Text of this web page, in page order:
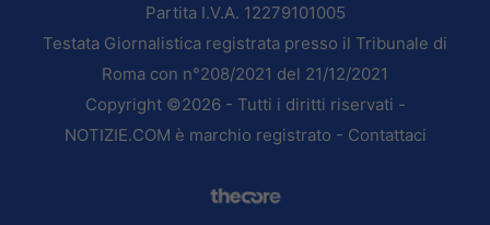
Partita I.V.A. 12279101005
Testata Giornalistica registrata presso il Tribunale di
Roma con n°208/2021 del 21/12/2021
Copyright ©2026 - Tutti i diritti riservati -
NOTIZIE.COM è marchio registrato - Contattaci